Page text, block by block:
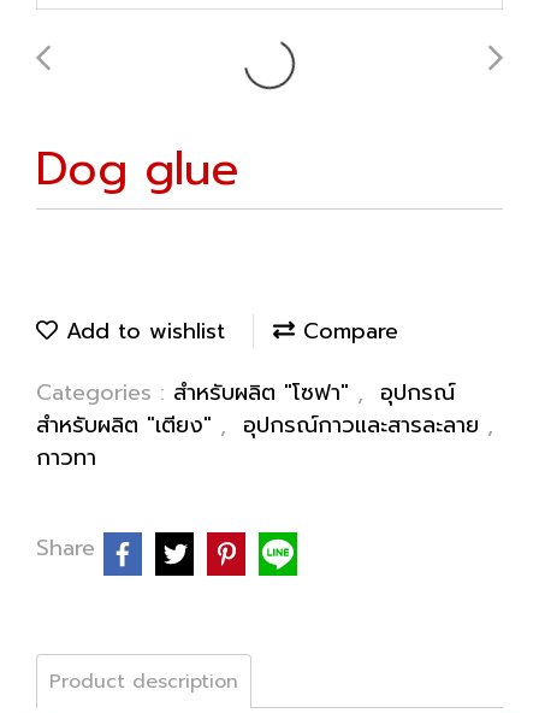
Dog glue
Add to wishlist
Compare
Categories : สำหรับผลิต "โซฟา" , อุปกรณ์
สำหรับผลิต "เตียง" , อุปกรณ์กาวและสารละลาย ,
กาวทา
Share
Product description